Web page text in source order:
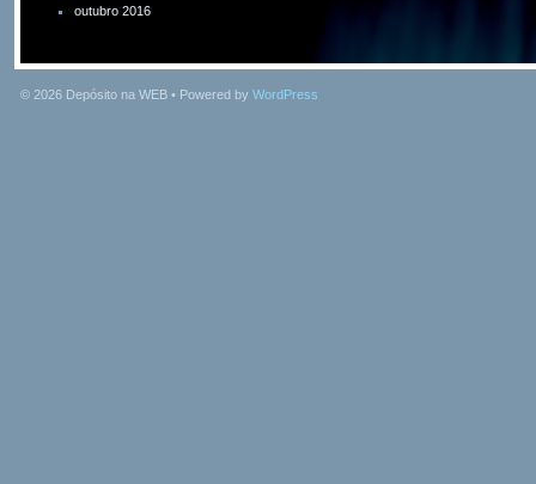
outubro 2016
© 2026 Depósito na WEB • Powered by WordPress